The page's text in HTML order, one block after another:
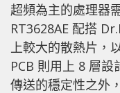
超頻為主的處理器
RT3628AE 配搭
上較大的散熱片，
PCB 則用上 8 層
傳送的穩定性之外